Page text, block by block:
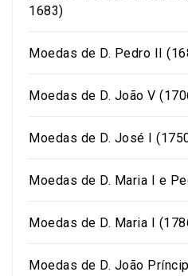
1683)
Moedas de D. Pedro II
Moedas de D. João V
Moedas de D. José I
Moedas de D. Maria I e
Moedas de D. Maria I
Moedas de D. João